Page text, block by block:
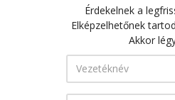
Érdekelnek a
Elképzelhetőnek
Akkor